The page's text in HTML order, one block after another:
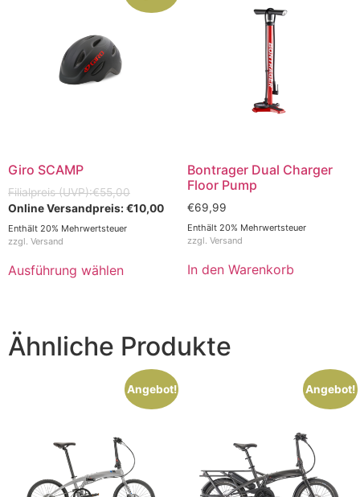
Giro SCAMP
€55,00
€10,00
Enthält 20% Mehrwertsteuer
zzgl. Versand
Ausführung wählen
Bontrager Dual Charger
Floor Pump
€69,99
Enthält 20% Mehrwertsteuer
zzgl. Versand
In den Warenkorb
Ähnliche Produkte
Angebot! Angebot!